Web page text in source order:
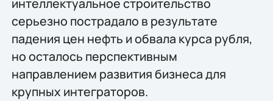
интеллектуальное строительство
серьезно пострадало в результате
падения цен нефть и обвала курса рубля,
но осталось перспективным
направлением развития бизнеса для
крупных интеграторов.